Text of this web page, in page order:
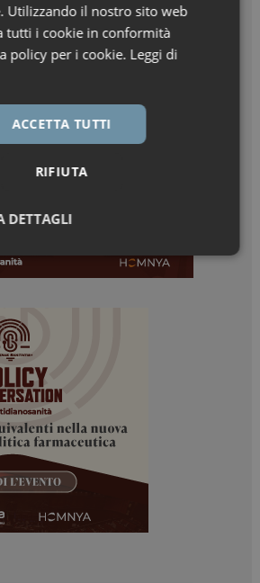
Utilizzando il nostro sito web
tutti i cookie in conformità
policy per i cookie. Leggi di
ACCETTA TUTTI
RIFIUTA
DETTAGLI
Marketing
Necessari
contribuiscono a rendere fruibile il
funzionalità di base quali la
pagine e l'accesso alle aree
Il sito web non è in grado di
senza questi cookie.